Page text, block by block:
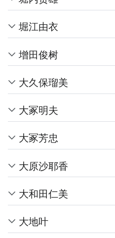
堀江由衣
增田俊树
大久保瑠美
大冢明夫
大冢芳忠
大原沙耶香
大和田仁美
大地叶